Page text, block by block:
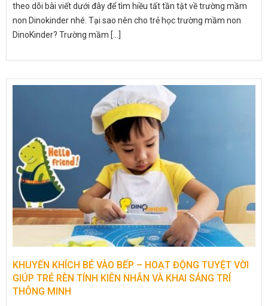
theo dõi bài viết dưới đây để tìm hiều tất tần tật về trường mầm
non Dinokinder nhé. Tại sao nên cho trẻ học trường mầm non
DinoKinder? Trường mầm [...]
KHUYẾN KHÍCH BÉ VÀO BẾP – HOẠT ĐỘNG TUYỆT VỜI
GIÚP TRẺ RÈN TÍNH KIÊN NHẪN VÀ KHAI SÁNG TRÍ
THÔNG MINH